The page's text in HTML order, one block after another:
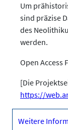
Um
sind präzise
des
werden.
Open Access
[Die
https://
Weitere